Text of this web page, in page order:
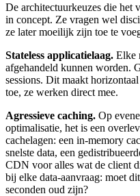
De architectuurkeuzes die het
in concept. Ze vragen wel
ze later moeilijk zijn toe te
Stateless applicatielaag. Elke
afgehandeld kunnen worden.
sessions. Dit maakt
toe, ze werken direct mee.
Agressieve caching. Op
optimalisatie, het is een
cachelagen: een in-memory
snelste data, een
CDN voor alles wat de client
bij elke data-aanvraag: moet
seconden oud zijn?